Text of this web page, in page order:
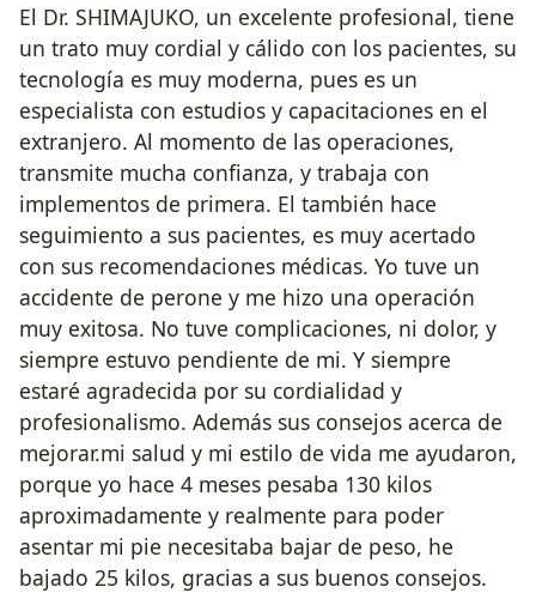
El Dr. SHIMAJUKO, un excelente profesional, tiene
un trato muy cordial y cálido con los pacientes, su
tecnología es muy moderna, pues es un
especialista con estudios y capacitaciones en el
extranjero. Al momento de las operaciones,
transmite mucha confianza, y trabaja con
implementos de primera. El también hace
seguimiento a sus pacientes, es muy acertado
con sus recomendaciones médicas. Yo tuve un
accidente de perone y me hizo una operación
muy exitosa. No tuve complicaciones, ni dolor, y
siempre estuvo pendiente de mi. Y siempre
estaré agradecida por su cordialidad y
profesionalismo. Además sus consejos acerca de
mejorar.mi salud y mi estilo de vida me ayudaron,
porque yo hace 4 meses pesaba 130 kilos
aproximadamente y realmente para poder
asentar mi pie necesitaba bajar de peso, he
bajado 25 kilos, gracias a sus buenos consejos.